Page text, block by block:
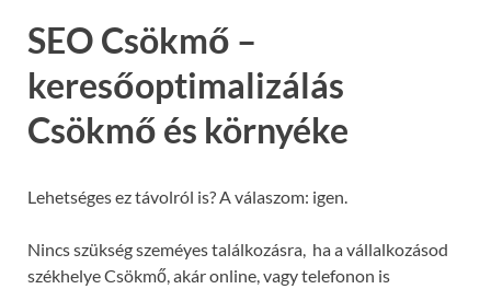
SEO Csökmő –
keresőoptimalizálás
Csökmő és környéke
Lehetséges ez távolról is? A válaszom: igen.
Nincs szükség szeméyes találkozásra, ha a vállalkozásod
székhelye Csökmő, akár online, vagy telefonon is